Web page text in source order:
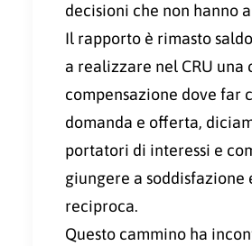
decisioni che non hanno
Il rapporto è rimasto
a realizzare nel CRU una
compensazione dove far
domanda e offerta,
portatori di interessi e
giungere a soddisfazione
reciproca.
Questo cammino ha